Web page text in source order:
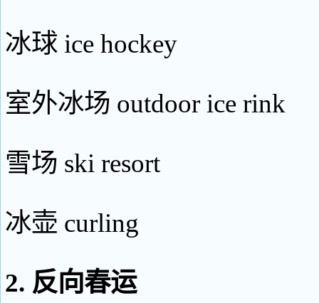
冰球 ice hockey
室外冰场 outdoor ice rink
雪场 ski resort
冰壶 curling
2. 反向春运